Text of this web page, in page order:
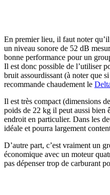
En premier lieu, il faut noter
un niveau sonore de 52 dB
bonne performance pour un
Il est donc possible de l’utiliser
bruit assourdissant (à noter que
recommande chaudement le
Il est très compact (dimensions
poids de 22 kg il peut aussi bien
endroit en particulier. Dans les
idéale et pourra largement
D’autre part, c’est vraiment un
économique avec un moteur
pas dépenser trop de carburant